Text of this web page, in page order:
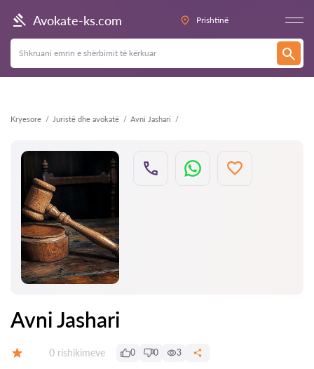
Avokate-ks.com Prishtinë
Kryesore Juristë dhe avokatë Avni Jashari
Kthehu
Avni Jashari
Rishikime:
0 rishikimeve 0 0 3